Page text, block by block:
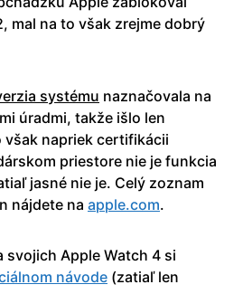
mal na to však zrejme dobrý
systému naznačovala na
úradmi, takže išlo len
však napriek certifikácii
priestore nie je funkcia
jasné nie je. Celý zoznam
nájdete na apple.com.
svojich Apple Watch 4 si
návode (zatiaľ len